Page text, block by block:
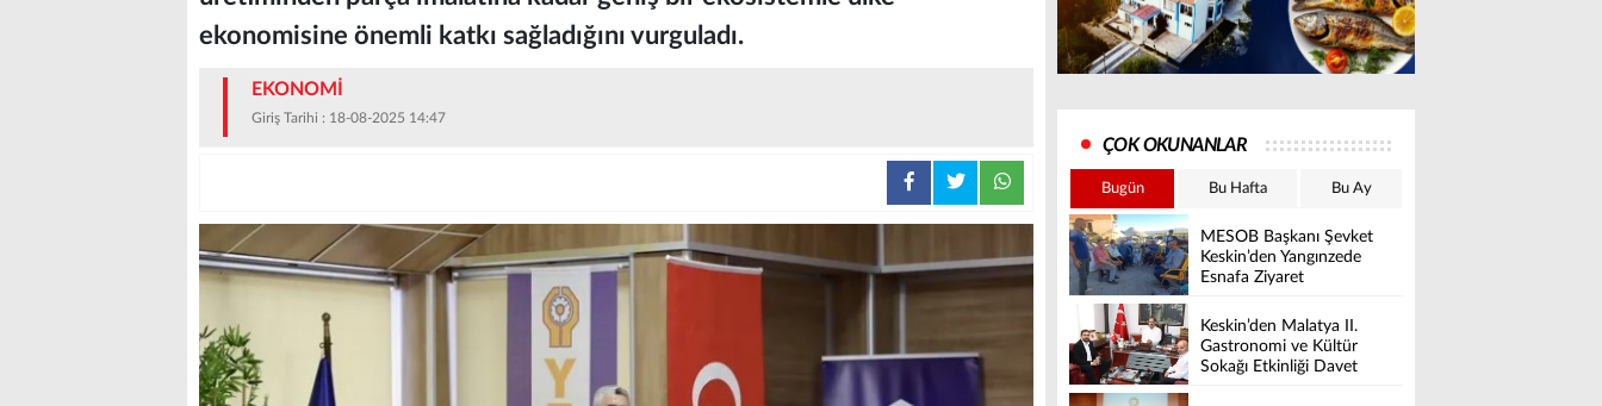
ekonomisine önemli katkı sağladığını vurguladı.
EKONOMİ
Giriş Tarihi : 18-08-2025 14:47
ÇOK OKUNANLAR
Bugün Bu Hafta Bu Ay
MESOB Başkanı Şevket
Keskin’den Yangınzede
Esnafa Ziyaret
Keskin’den Malatya II.
Gastronomi ve Kültür
Sokağı Etkinliği Davet